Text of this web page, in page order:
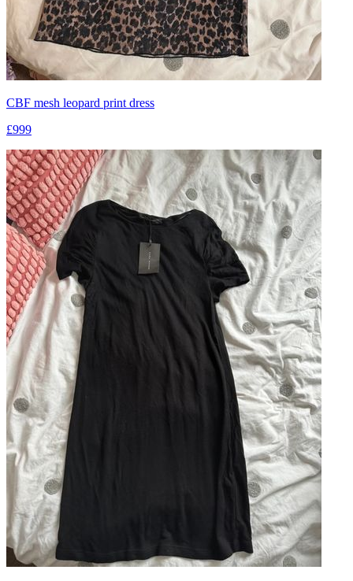
CBF mesh leopard print dress
£999